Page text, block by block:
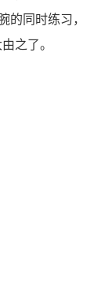
的同时练习，
之了。